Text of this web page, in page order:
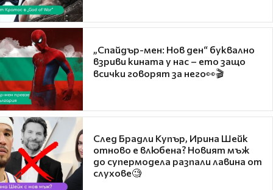
„Спайдър-мен: Нов ден“ буквално
взриви кината у нас – ето защо
всички говорят за него👀🎬
След Брадли Купър, Ирина Шейк
отново е влюбена? Новият мъж
до супермодела разпали лавина от
слухове🧐